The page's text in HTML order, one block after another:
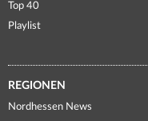
Top 40
Playlist
REGIONEN
Nordhessen News